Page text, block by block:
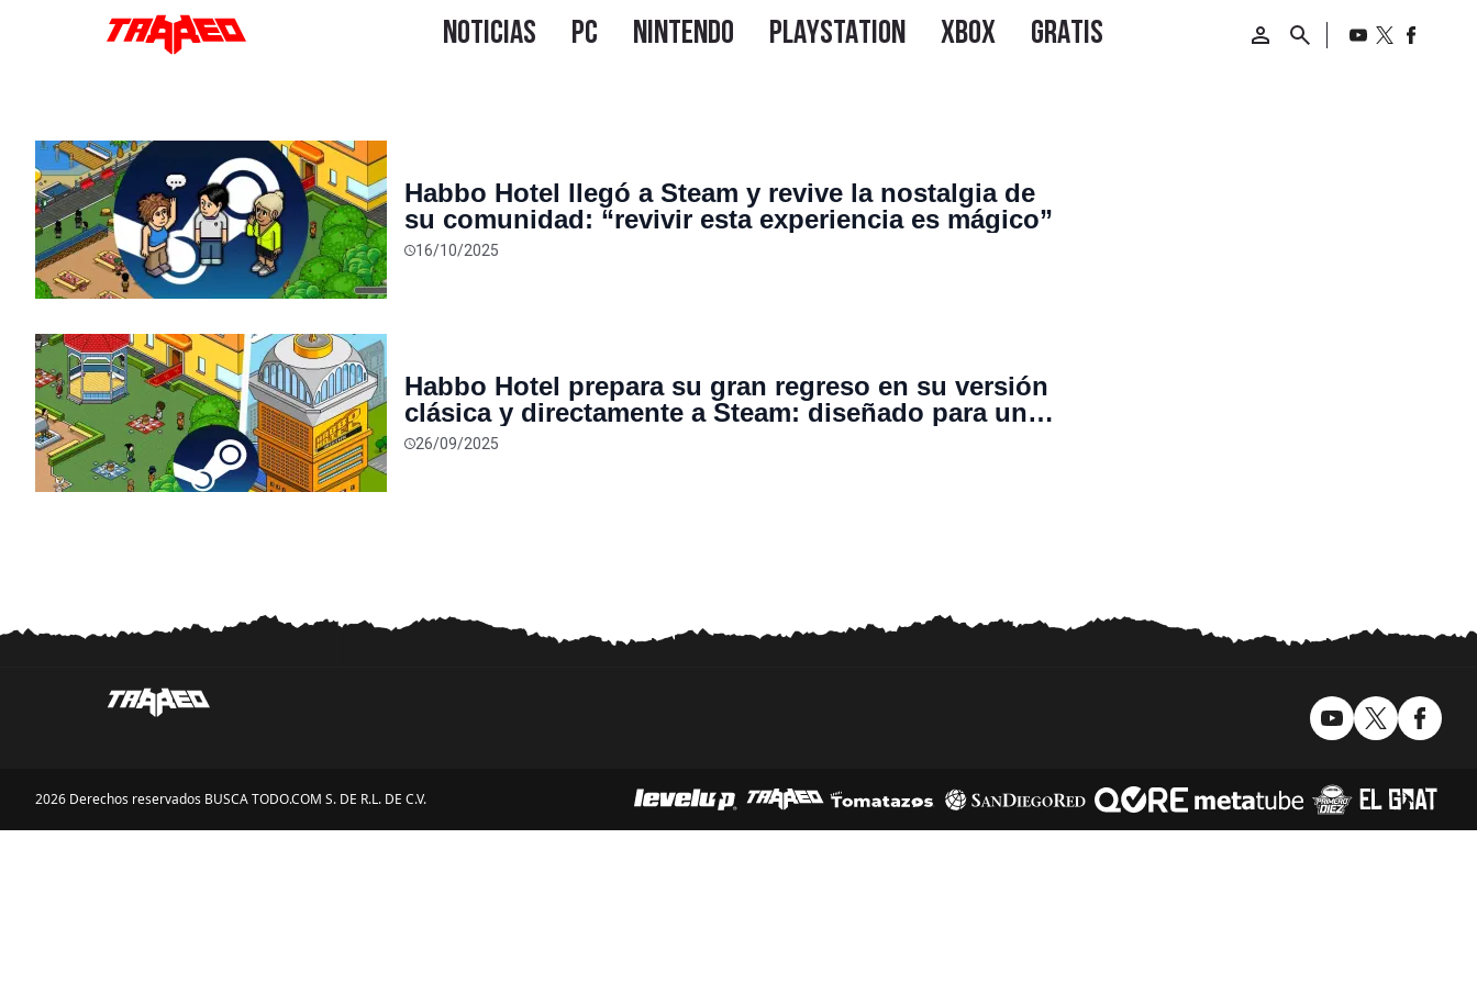
Habbo Hotel llegó a Steam y revive la nostalgia de
su comunidad: “revivir esta experiencia es mágico”
16/10/2025
Habbo Hotel prepara su gran regreso en su versión
clásica y directamente a Steam: diseñado para un
público adulto y con mejoras gráficas
26/09/2025
2026 Derechos reservados BUSCA TODO.COM S. DE R.L. DE C.V.